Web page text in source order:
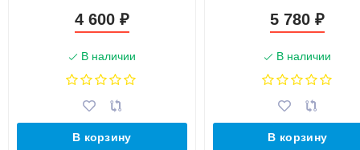
4 600 ₽
В наличии
В корзину
5 780₽
В наличии
В корзину